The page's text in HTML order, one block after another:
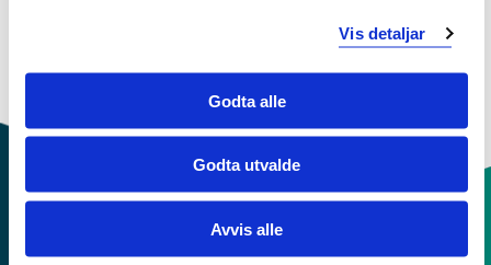
Vis detaljar
Godta alle
Godta utvalde
Avvis alle